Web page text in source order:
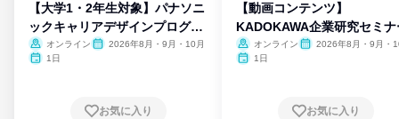
【大学1・2年生対象】パナソニ
ックキャリアデザインプログラ
ム
オンライン
2026年8月・9月・10月
1日
お気に入り
【動画コンテンツ】
KADOKAWA企業研究セミナ
オンライン
2026年8月・9月・
1日
お気に入り